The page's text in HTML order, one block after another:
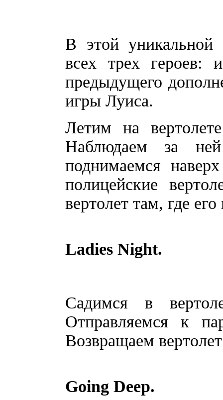
В этой
всех трех героев:
предыдущего
игры Луиса.
Летим на
Наблюдаем за
поднимаемся
полицейские
вертолет там, где
Ladies Night.
Садимся в
Отправляемся к
Возвращаем
Going Deep.